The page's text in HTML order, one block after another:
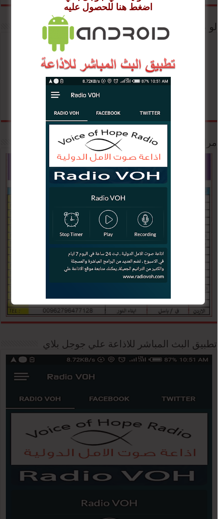
لو عندك طلبة صلاة او مشورة يمكنك الاتصال بنا
مراكز اتصالات الاذاعة
تطبيق البث المباشر للاذاعة علي جوجل بلاي
اضغط هنا للحصول عليه